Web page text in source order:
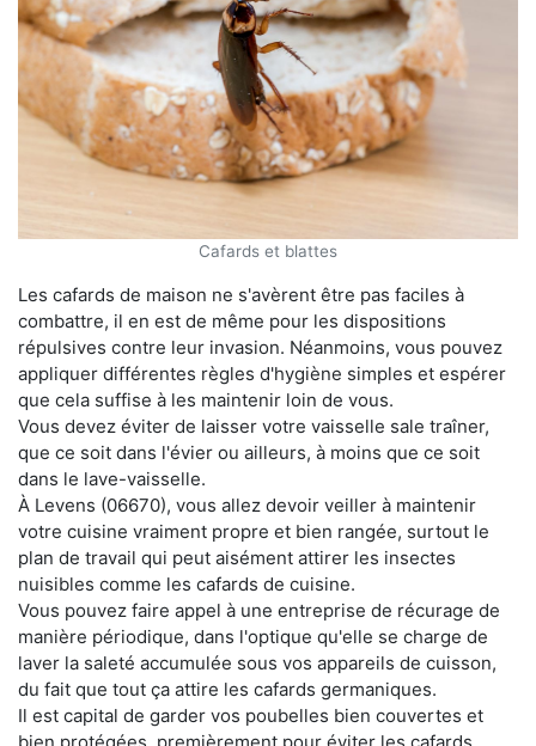
Cafards et blattes
Les cafards de maison ne s'avèrent être pas faciles à
combattre, il en est de même pour les dispositions
répulsives contre leur invasion. Néanmoins, vous pouvez
appliquer différentes règles d'hygiène simples et espérer
que cela suffise à les maintenir loin de vous.
Vous devez éviter de laisser votre vaisselle sale traîner,
que ce soit dans l'évier ou ailleurs, à moins que ce soit
dans le lave-vaisselle.
À Levens (06670), vous allez devoir veiller à maintenir
votre cuisine vraiment propre et bien rangée, surtout le
plan de travail qui peut aisément attirer les insectes
nuisibles comme les cafards de cuisine.
Vous pouvez faire appel à une entreprise de récurage de
manière périodique, dans l'optique qu'elle se charge de
laver la saleté accumulée sous vos appareils de cuisson,
du fait que tout ça attire les cafards germaniques.
Il est capital de garder vos poubelles bien couvertes et